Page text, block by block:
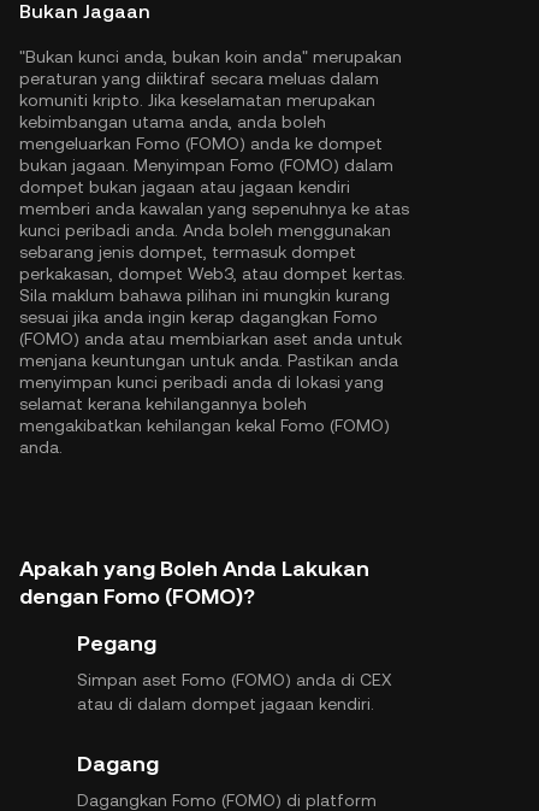
Bukan Jagaan
"Bukan kunci anda, bukan koin anda" merupakan
peraturan yang diiktiraf secara meluas dalam
komuniti kripto. Jika keselamatan merupakan
kebimbangan utama anda, anda boleh
mengeluarkan Fomo (FOMO) anda ke dompet
bukan jagaan. Menyimpan Fomo (FOMO) dalam
dompet bukan jagaan atau jagaan kendiri
memberi anda kawalan yang sepenuhnya ke atas
kunci peribadi anda. Anda boleh menggunakan
sebarang jenis dompet, termasuk dompet
perkakasan, dompet Web3, atau dompet kertas.
Sila maklum bahawa pilihan ini mungkin kurang
sesuai jika anda ingin kerap dagangkan Fomo
(FOMO) anda atau membiarkan aset anda untuk
menjana keuntungan untuk anda. Pastikan anda
menyimpan kunci peribadi anda di lokasi yang
selamat kerana kehilangannya boleh
mengakibatkan kehilangan kekal Fomo (FOMO)
anda.
Apakah yang Boleh Anda Lakukan
dengan Fomo (FOMO)?
Pegang
Simpan aset Fomo (FOMO) anda di CEX
atau di dalam dompet jagaan kendiri.
Dagang
Dagangkan Fomo (FOMO) di platform